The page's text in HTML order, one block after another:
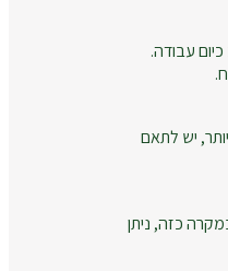
גדולות יותר, יש לתאם
כזה, ניתן